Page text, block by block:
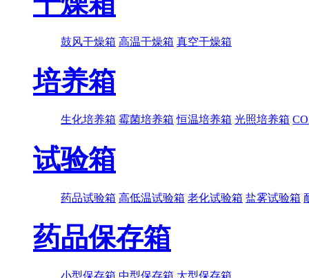
鼓风干燥箱 高温干燥箱 真空干燥箱
培养箱
生化培养箱 霉菌培养箱 恒温培养箱 光照培养箱
试验箱
药品试验箱 高低温试验箱 老化试验箱 盐雾试验箱
药品保存箱